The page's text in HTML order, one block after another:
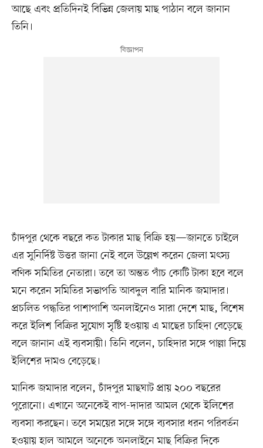
আছে এবং প্রতিদিনই বিভিন্ন জেলায় মাছ পাঠান বলে জানান
তিনি।
চাঁদপুর থেকে বছরে কত টাকার মাছ বিক্রি হয়—জানতে চাইলে
এর সুনির্দিষ্ট উত্তর জানা নেই বলে উল্লেখ করেন জেলা মৎস্য
বণিক সমিতির নেতারা। তবে তা অন্তত পাঁচ কোটি টাকা হবে বলে
মনে করেন সমিতির সভাপতি আবদুল বারি মানিক জমাদার।
প্রচলিত পদ্ধতির পাশাপাশি অনলাইনেও সারা দেশে মাছ, বিশেষ
করে ইলিশ বিক্রির সুযোগ সৃষ্টি হওয়ায় এ মাছের চাহিদা বেড়েছে
বলে জানান এই ব্যবসায়ী। তিনি বলেন, চাহিদার সঙ্গে পাল্লা দিয়ে
ইলিশের দামও বেড়েছে।
মানিক জমাদার বলেন, চাঁদপুর মাছঘাট প্রায় ২০০ বছরের
পুরোনো। এখানে অনেকেই বাপ-দাদার আমল থেকে ইলিশের
ব্যবসা করছেন। তবে সময়ের সঙ্গে সঙ্গে ব্যবসার ধরন পরিবর্তন
হওয়ায় হাল আমলে অনেকে অনলাইনে মাছ বিক্রির দিকে